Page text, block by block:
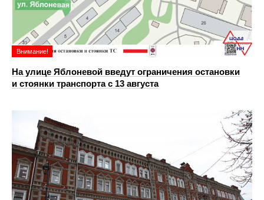
Внимание!
На улице Яблоневой введут ограничения остановки
и стоянки транспорта с 13 августа